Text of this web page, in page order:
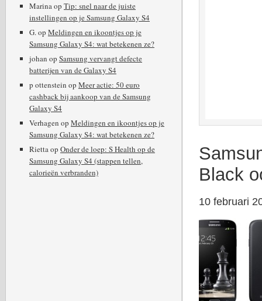
Black
10 februari
Marinaop Tip: snel naar de juiste
instellingen op je Samsung Galaxy S4
G.op Meldingen en ikoontjes op je
Samsung Galaxy S4: wat betekenen ze?
johan op Samsung vervangt defecte
batterijen van de Galaxy S4
p ottenstein op Meer actie: 50 euro
cashback bij aankoop van de Samsung
Galaxy S4
Verhagen op Meldingen en ikoontjes op je
Samsung Galaxy S4: wat betekenen ze?
Riettaop Onder de loep: S Health op de
Samsung Galaxy S4 (stappen tellen,
calorieën verbranden)